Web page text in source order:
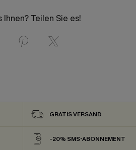
Ihnen? Teilen Sie es!
GRATIS VERSAND
-20% SMS-ABONNEMENT